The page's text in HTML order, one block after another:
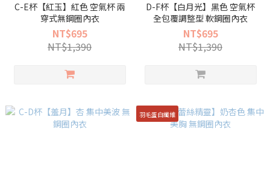
C-E杯【紅玉】紅色 空氣杯 兩
穿式無鋼圈內衣
NT$695
NT$1,390
D-F杯【白月光】黑色 空氣杯
全包覆調整型 軟鋼圈內衣
NT$695
NT$1,390
羽毛蛋白纖維